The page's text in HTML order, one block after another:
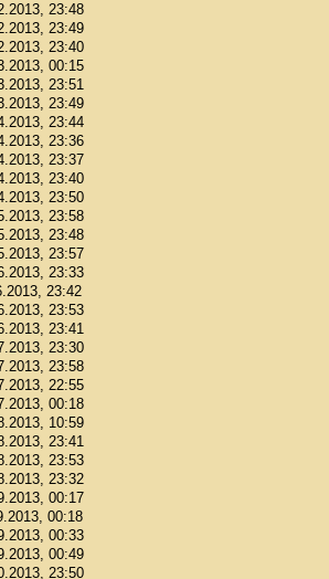
23:48
23:49
23:40
00:15
23:51
23:49
23:44
23:36
23:37
23:40
23:50
23:58
23:48
23:57
23:33
23:42
23:53
23:41
23:30
23:58
22:55
00:18
10:59
23:41
23:53
23:32
00:17
00:18
00:33
00:49
23:50